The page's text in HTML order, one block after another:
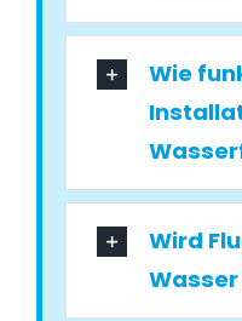
Wie
Wird